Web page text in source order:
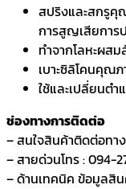
สปริงและสกรูคุ
การสูญเสียการ
ทำจากโลหะผส
เบาะซิลิโคนคุณ
ใช้และเปลี่ยนต
ช่องทางการติดต่อ
– สนใจสินค้าติดต่อทาง
– สายด่วนโทร : 094-
– ด้านเทคนิค ข้อมูลสิน